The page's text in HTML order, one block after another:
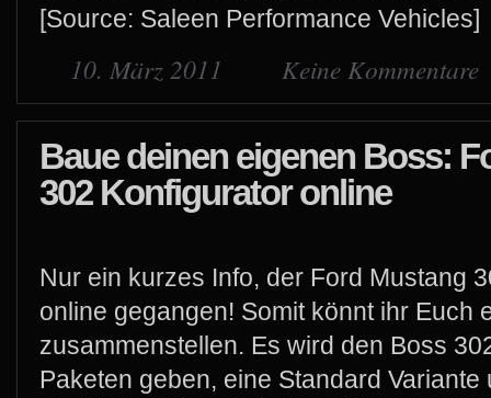
[Source: Saleen Performance Vehicles]
10. März 2011 Keine Kommentare
Baue deinen eigenen Boss:
302 Konfigurator online
Nur ein kurzes Info, der Ford Mustang
online gegangen! Somit könnt ihr Euch
zusammenstellen. Es wird den Boss
Paketen geben, eine Standard